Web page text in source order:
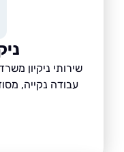
ניקיון
שירותי ניקיון משרדים
עבודה נקייה, מסודרת